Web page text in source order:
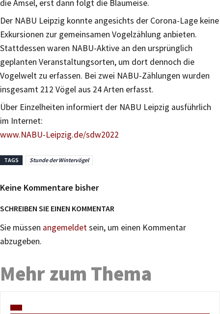
die Amsel, erst dann folgt die Blaumeise.
Der NABU Leipzig konnte angesichts der Corona-Lage keine
Exkursionen zur gemeinsamen Vogelzählung anbieten.
Stattdessen waren NABU-Aktive an den ursprünglich
geplanten Veranstaltungsorten, um dort dennoch die
Vogelwelt zu erfassen. Bei zwei NABU-Zählungen wurden
insgesamt 212 Vögel aus 24 Arten erfasst.
Über Einzelheiten informiert der NABU Leipzig ausführlich
im Internet:
www.NABU-Leipzig.de/sdw2022
TAGS Stunde der Wintervögel
Keine Kommentare bisher
SCHREIBEN SIE EINEN KOMMENTAR
Sie müssen angemeldetsein, um einen Kommentar
abzugeben.
Mehr zum Thema